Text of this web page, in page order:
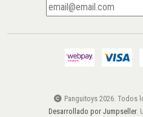
Panguitoys 2026. Todos
Desarrollado por Jumpseller.